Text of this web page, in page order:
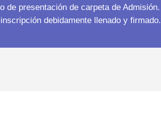
de presentación de carpeta de Admisión.
debidamente llenado y firmado.